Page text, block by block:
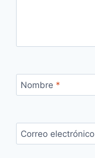
Nombre *
Correo electrónico